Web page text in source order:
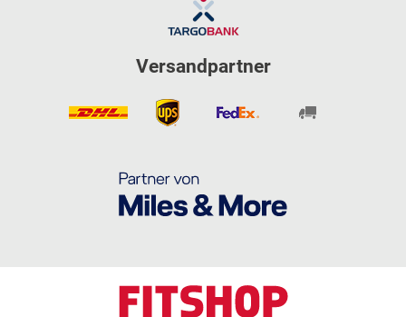
Versandpartner